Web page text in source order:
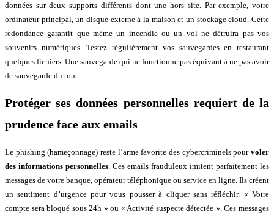
données sur deux supports différents dont une hors site. Par exemple, votre
ordinateur principal, un disque externe à la maison et un stockage cloud. Cette
redondance garantit que même un incendie ou un vol ne détruira pas vos
souvenirs numériques. Testez régulièrement vos sauvegardes en restaurant
quelques fichiers. Une sauvegarde qui ne fonctionne pas équivaut à ne pas avoir
de sauvegarde du tout.
Protéger ses données personnelles requiert de la
prudence face aux emails
Le phishing (hameçonnage) reste l’arme favorite des cybercriminels pour voler
des informations personnelles. Ces emails frauduleux imitent parfaitement les
messages de votre banque, opérateur téléphonique ou service en ligne. Ils créent
un sentiment d’urgence pour vous pousser à cliquer sans réfléchir. « Votre
compte sera bloqué sous 24h » ou « Activité suspecte détectée ». Ces messages